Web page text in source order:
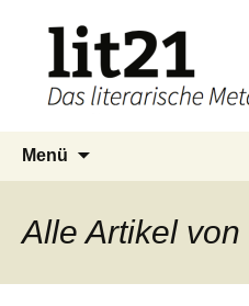
Menü
Alle Artikel von